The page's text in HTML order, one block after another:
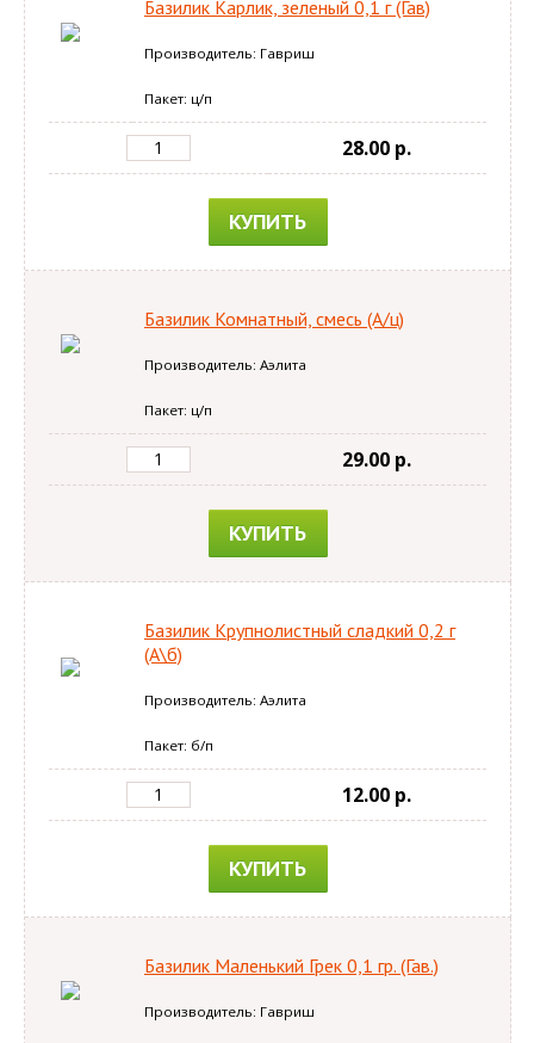
Базилик Карлик, зеленый 0,1 г (Гав)
Производитель: Гавриш
Пакет: ц/п
28.00 p.
КУПИТЬ
Базилик Комнатный, смесь (А/ц)
Производитель: Аэлита
Пакет: ц/п
29.00 p.
КУПИТЬ
Базилик Крупнолистный сладкий 0,2 г
(А\б)
Производитель: Аэлита
Пакет: б/п
12.00 p.
КУПИТЬ
Базилик Маленький Грек 0,1 гр. (Гав.)
Производитель: Гавриш